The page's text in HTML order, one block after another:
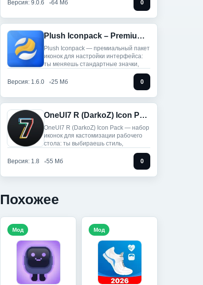
Версия: 9.0.6
64 Мб 0
Plush Iconpack – Premium Icons
Plush Iconpack — премиальный пакет
иконок для настройки интерфейса:
ты меняешь стандартные значки,
Версия: 1.6.0 25 Мб 0
OneUI7 R (DarkoZ) Icon Pack
OneUI7 R (DarkoZ) Icon Pack — набор
иконок для кастомизации рабочего
стола: ты выбираешь стиль,
Версия: 1.8 55 Мб 0
Похожее
Мод Мод